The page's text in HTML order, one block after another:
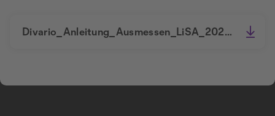
Divario_Anleitung_Ausmessen_LiSA_20240606.pdf